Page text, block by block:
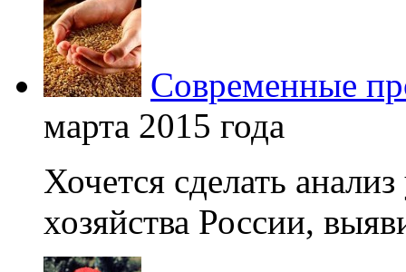
Современные
марта 2015 года
Хочется сделать
хозяйства России,